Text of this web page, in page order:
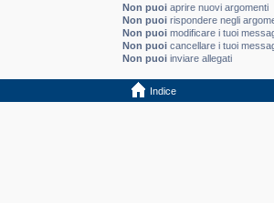
Non puoi aprire nuovi argomenti
Non puoi rispondere negli
Non puoi modificare i tuoi
Non puoi cancellare i tuoi
Non puoi inviare allegati
Indice